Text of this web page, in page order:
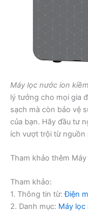
Máy lọc nước ion
lý tưởng cho mọi gia
sạch mà còn bảo vệ
của bạn. Hãy đầu tư
ích vượt trội từ nguồn
Tham khảo thêm
Tham khảo:
1. Thông tin từ:Điện
2. Danh mục: Máy lọc